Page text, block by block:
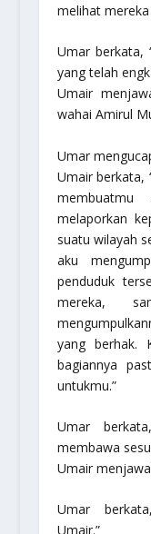
melihat mereka
Umar berkata,
yang telah
Umair
wahai Amirul
Umar
Umair berkata,
melaporkan
suatu wilayah
aku
penduduk
mereka,
yang berhak.
bagiannya
untukmu.”
Umar
membawa
Umair
Umar
Umair.”